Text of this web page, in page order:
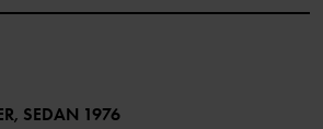
SEDAN 1976